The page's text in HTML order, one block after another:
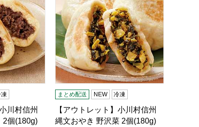
川村信州
2個(180g)
まとめ配送 NEW 冷凍
【アウトレット】小川村信州
縄文おやき 野沢菜 2個(180g)